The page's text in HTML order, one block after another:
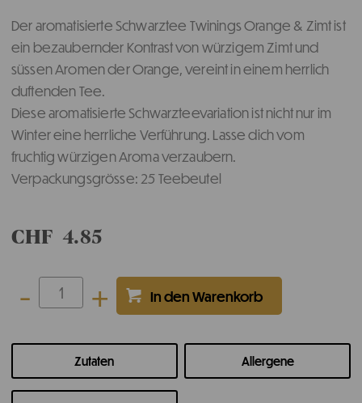
Der aromatisierte Schwarztee Twinings Orange & Zimt ist
ein bezaubernder Kontrast von würzigem Zimt und
süssen Aromen der Orange, vereint in einem herrlich
duftenden Tee.
Diese aromatisierte Schwarzteevariation ist nicht nur im
Winter eine herrliche Verführung. Lasse dich vom
fruchtig würzigen Aroma verzaubern.
Verpackungsgrösse: 25 Teebeutel
CHF 4.85
- +
Zutaten Allergene